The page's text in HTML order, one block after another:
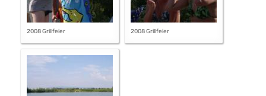
2008 Grillfeier 2008 Grillfeier